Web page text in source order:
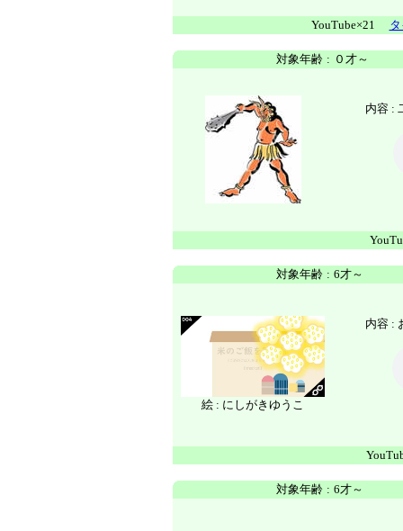
YouTube×21
対象年齢 : ０才～
内容 :
対象年齢 : 6才～
絵 : にしがきゆうこ
内容 :
対象年齢 : 6才～